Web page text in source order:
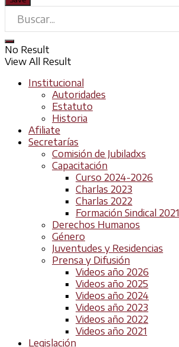
No Result
View All Result
Institucional
Autoridades
Estatuto
Historia
Afiliate
Secretarías
Comisión de Jubiladxs
Capacitación
Curso 2024-2026
Charlas 2023
Charlas 2022
Formación Sindical 2021
Derechos Humanos
Género
Juventudes y Residencias
Prensa y Difusión
Videos año 2026
Videos año 2025
Videos año 2024
Videos año 2023
Videos año 2022
Videos año 2021
Legislación